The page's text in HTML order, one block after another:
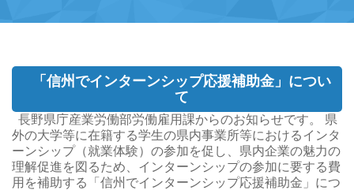
「信州でインターンシップ応援補助金」につい
て
長野県庁産業労働部労働雇用課からのお知らせです。
県
外の大学等に在籍する学生の県内事業所等におけるインタ
ーンシップ（就業体験）の参加を促し、県内企業の魅力の
理解促進を図るため、インターンシップの参加に要する費
用を補助する「信州でインターンシップ応援補助金」につ